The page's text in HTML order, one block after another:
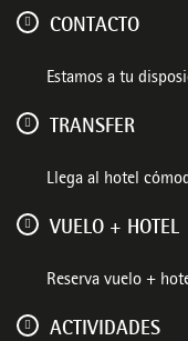
CONTACTO
Estamos a tu
TRANSFER
Llega al hotel
VUELO + HOTEL
Reserva vuelo +
ACTIVIDADES